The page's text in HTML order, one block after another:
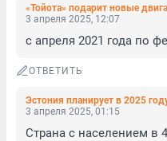
3 апреля 2025, 12:07
с апреля 2021 года по
ОТВЕТИТЬ
3 апреля 2025, 01:15
Страна с населением в